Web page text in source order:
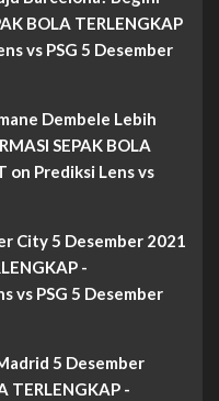
BOLA TERLENGKAP
vs PSG 5 Desember
Dembele Lebih
SEPAK BOLA
on Prediksi Lens vs
City 5 Desember 2021
-
vs PSG 5 Desember
5 Desember
TERLENGKAP -